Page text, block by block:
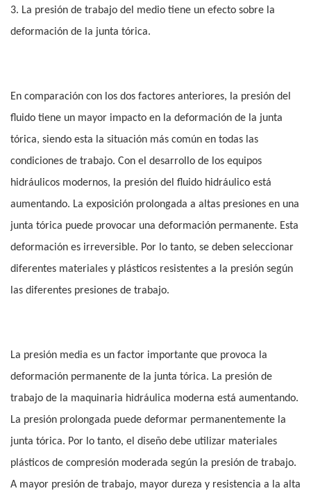
3. La presión de trabajo del medio tiene un efecto sobre la
deformación de la junta tórica.
En comparación con los dos factores anteriores, la presión del
fluido tiene un mayor impacto en la deformación de la junta
tórica, siendo esta la situación más común en todas las
condiciones de trabajo. Con el desarrollo de los equipos
hidráulicos modernos, la presión del fluido hidráulico está
aumentando. La exposición prolongada a altas presiones en una
junta tórica puede provocar una deformación permanente. Esta
deformación es irreversible. Por lo tanto, se deben seleccionar
diferentes materiales y plásticos resistentes a la presión según
las diferentes presiones de trabajo.
La presión media es un factor importante que provoca la
deformación permanente de la junta tórica. La presión de
trabajo de la maquinaria hidráulica moderna está aumentando.
La presión prolongada puede deformar permanentemente la
junta tórica. Por lo tanto, el diseño debe utilizar materiales
plásticos de compresión moderada según la presión de trabajo.
A mayor presión de trabajo, mayor dureza y resistencia a la alta